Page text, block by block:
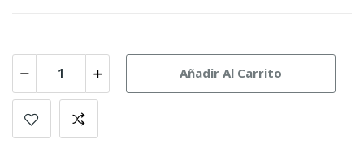
Añadir Al Carrito